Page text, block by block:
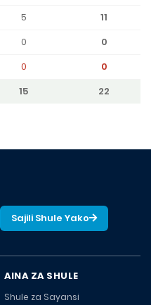
5
11
0
0
0
0
15 22
Sajili Shule Yako
AINA ZA SHULE
Shule za Sayansi